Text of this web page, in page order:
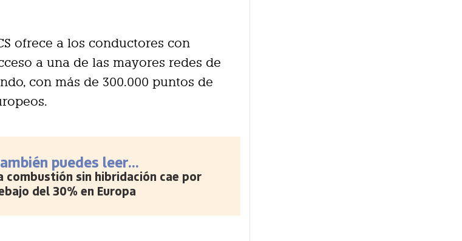
ofrece a los conductores con
a una de las mayores redes de
con más de 300.000 puntos de
puedes leer...
combustión sin hibridación cae por
del 30% en Europa